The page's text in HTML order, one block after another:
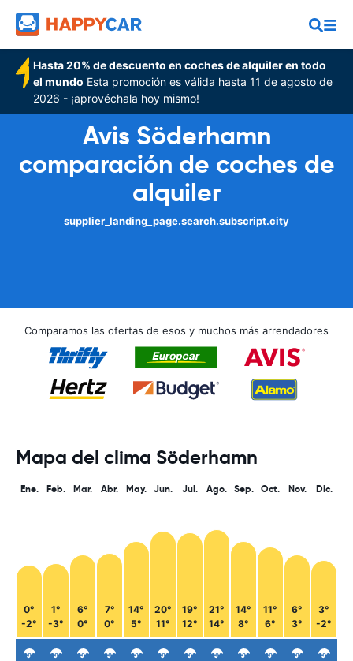
Hasta 20% de descuento en coches de alquiler en todo
el mundo Esta promoción es válida hasta 11 de agosto de
2026 - ¡aprovéchala hoy mismo!
Avis Söderhamn
comparación de coches de
alquiler
supplier_landing_page.search.subscript.city
Comparamos las ofertas de esos y muchos más arrendadores
Mapa del clima Söderhamn
Ene.
0°
-2°
Feb.
1°
-3°
Mar.
6°
0°
Abr.
7°
0°
May.
14°
5°
Jun.
20°
11°
Jul.
19°
12°
Ago.
21°
14°
Sep.
14°
8°
Oct.
11°
6°
Nov.
6°
3°
Dic.
3°
-2°